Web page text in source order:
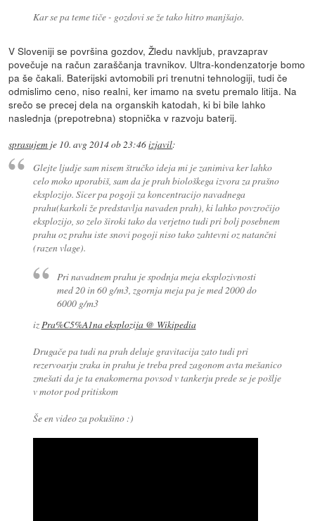
Kar se pa teme tiče - gozdovi se že tako hitro manjšajo.
V Sloveniji se površina gozdov, Žledu navkljub, pravzaprav
povečuje na račun zaraščanja travnikov. Ultra-kondenzatorje bomo
pa še čakali. Baterijski avtomobili pri trenutni tehnologiji, tudi če
odmislimo ceno, niso realni, ker imamo na svetu premalo litija. Na
srečo se precej dela na organskih katodah, ki bi bile lahko
naslednja (prepotrebna) stopnička v razvoju baterij.
sprasujem je 10. avg 2014 ob 23:46izjavil:
Glejte ljudje sam nisem štručko ideja mi je zanimiva ker lahko
celo moko uporabiš, sam da je prah biološkega izvora za prašno
eksplozijo. Sicer pa pogoji za koncentracijo navadnega
prahu(karkoli že predstavlja navaden prah), ki lahko povzročijo
eksplozijo, so zelo široki tako da verjetno tudi pri bolj posebnem
prahu oz prahu iste snovi pogoji niso tako zahtevni oz natančni
(razen vlage).
Pri navadnem prahu je spodnja meja eksplozivnosti
med 20 in 60 g/m3, zgornja meja pa je med 2000 do
6000 g/m3
izPra%C5%A1na eksplozija @ Wikipedia
Drugače pa tudi na prah deluje gravitacija zato tudi pri
rezervoarju zraka in prahu je treba pred zagonom avta mešanico
zmešati da je ta enakomerna povsod v tankerju prede se je pošlje
v motor pod pritiskom
Še en video za pokušino :)